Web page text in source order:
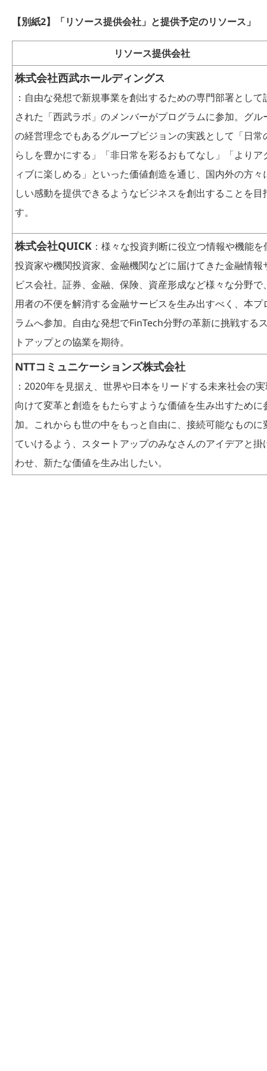
【別紙2】「リソース提供会社」と提供予定のリソース」
リソース提供会社
株式会社西武ホールディングス
：自由な発想で新規事業を創出するための専門部署として
された「西武ラボ」のメンバーがプログラムに参加。グル
の経営理念でもあるグループビジョンの実践として「日常
らしを豊かにする」「非日常を彩るおもてなし」「よりア
ィブに楽しめる」といった価値創造を通じ、国内外の方々
しい感動を提供できるようなビジネスを創出することを目
す。
株式会社QUICK：様々な投資判断に役立つ情報や機能を
投資家や機関投資家、金融機関などに届けてきた金融情報
ビス会社。証券、金融、保険、資産形成など様々な分野で
用者の不便を解消する金融サービスを生み出すべく、本プ
ラムへ参加。自由な発想でFinTech分野の革新に挑戦する
トアップとの協業を期待。
NTTコミュニケーションズ株式会社
：2020年を見据え、世界や日本をリードする未来社会の
向けて変革と創造をもたらすような価値を生み出すために
加。これからも世の中をもっと自由に、接続可能なものに
ていけるよう、スタートアップのみなさんのアイデアと掛
わせ、新たな価値を生み出したい。